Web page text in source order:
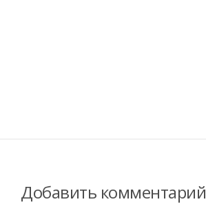
Добавить комментарий